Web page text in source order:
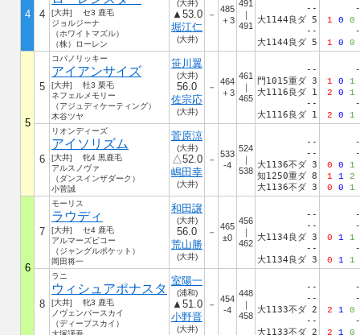
4 4
[大井] セ3 鹿毛
ジョルジーナ
（ホワイトマズル）
（株）ローレン
(大井)
▲53.0
堀江仁
(大井)
－
485
＋3
491
｜
491
--
大1144良ダ 5
--
大1144良ダ 5
1 0 0
1 0 0
5
5
コパノリッキー
アイアンサイズ
[大井] 牡3 栗毛
ネフェルメモリー
（アジュディケーティング）
木谷ツヤ
笹川翼
(大井)
56.0
佐宗応
(大井)
－
464
＋3
461
｜
465
--
門1015重ダ 3
大1116良ダ 1
--
大1116良ダ 1
1 0 1
2 0 1
2 0 1
6
リオンディーズ
アイソリズム
[大井] 牝4 黒鹿毛
アルスノヴァ
（ダンスインザダーク）
小菅誠
菅原涼
(大井)
△52.0
嶋田幸
(大井)
－
533
-4
524
｜
538
--
--
大1136不ダ 3
知1250重ダ 8
大1136不ダ 3
0 0 1
1 1 2
0 0 1
6
7
モーリス
ラウディ
[大井] セ4 鹿毛
アルマーズビコー
（ジャングルポケット）
岡田将一
和田譲
(大井)
56.0
荒山勝
(大井)
－
465
±0
456
｜
462
--
--
大1134良ダ 3
--
大1134良ダ 3
0 1 1
0 1 1
8
ラニ
ウィシュアポナスタ
[大井] 牝3 鹿毛
ノヴェンバースカイ
（ディープスカイ）
室陽一
(浦和)
▲51.0
小野晋
(大井)
－
454
-4
448
｜
458
--
--
大1133不ダ 2
--
大1133不ダ 2
2 1 0
2 1 0